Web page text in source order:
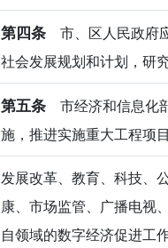
第四条 市、区人民政府
社会发展规划和计划，研
第五条 市经济和信息化
施，推进实施重大工程项
发展改革、教育、科技、
康、市场监管、广播电视
自领域的数字经济促进工作